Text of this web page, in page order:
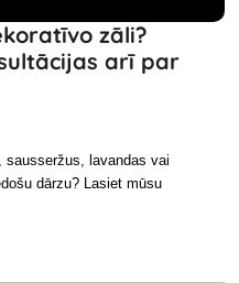
zāli?
arī par
sausseržus, lavandas vai
dārzu? Lasiet mūsu